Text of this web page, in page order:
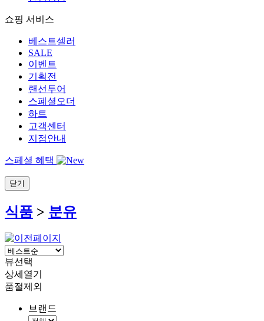
쇼핑 서비스
베스트셀러
SALE
이벤트
기획전
랜선투어
스폐셜오더
하트
고객센터
지점안내
스페셜 혜택
닫기
식품 > 분유
뷰선택
상세열기
품절제외
브랜드